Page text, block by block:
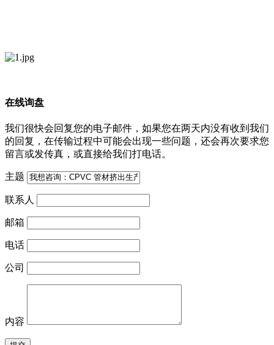
在线询盘
我们很快会回复您的电子邮件，如果您在两天内没有收到我们
的回复，在传输过程中可能会出现一些问题，还会再次要求您
留言或发传真，或直接给我们打电话。
主题
联系人
邮箱
电话
公司
内容